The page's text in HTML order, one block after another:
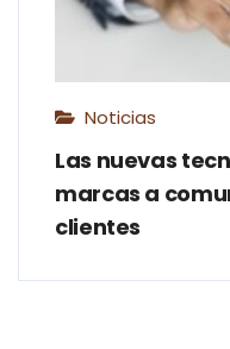
Noticias
Las nuevas
marcas a
clientes